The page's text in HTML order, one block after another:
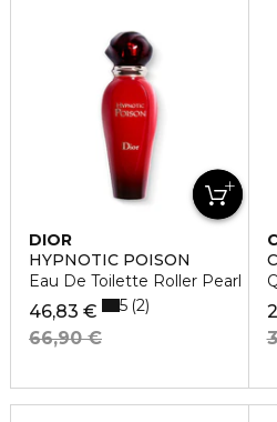
DIOR
HYPNOTIC POISON
Eau De Toilette Roller Pearl
46,83 €
66,90 €
5 2